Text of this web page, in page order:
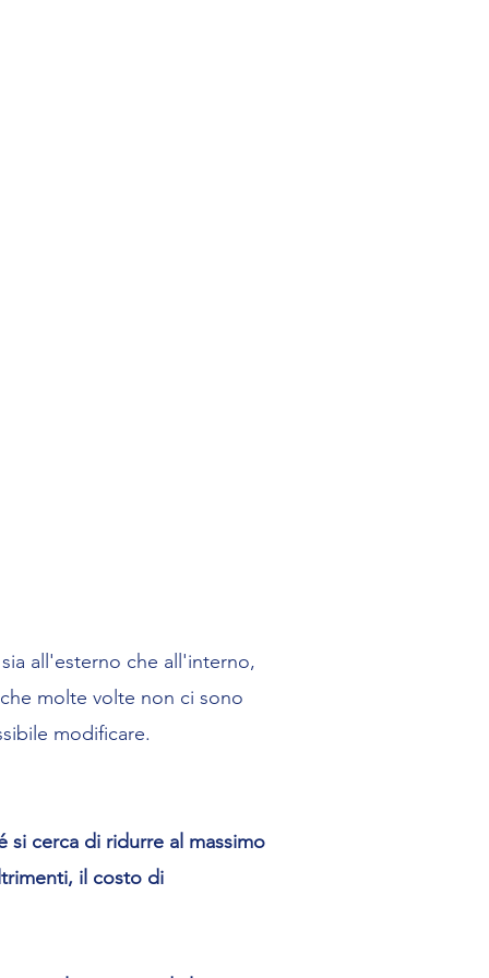
all'esterno che all'interno,
molte volte non ci sono
modificare.
cerca di ridurre al massimo
il costo di